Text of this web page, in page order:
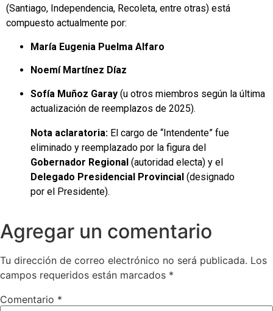
(Santiago, Independencia, Recoleta, entre otras) está
compuesto actualmente por:
María Eugenia Puelma Alfaro
Noemí Martínez Díaz
Sofía Muñoz Garay (u otros miembros según la última
actualización de reemplazos de 2025).
Nota aclaratoria: El cargo de “Intendente” fue
eliminado y reemplazado por la figura del
Gobernador Regional (autoridad electa) y el
Delegado Presidencial Provincial (designado
por el Presidente).
Agregar un comentario
Tu dirección de correo electrónico no será publicada. Los
campos requeridos están marcados *
Comentario *